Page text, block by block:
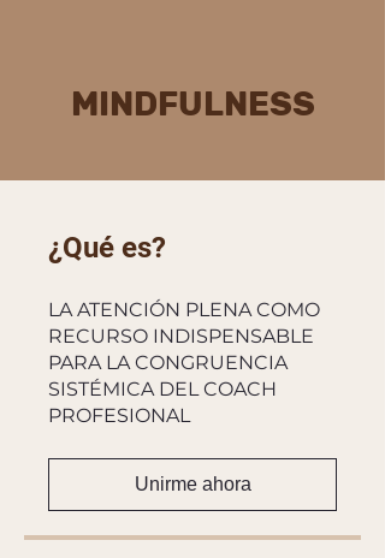
MINDFULNESS
¿Qué es?
LA ATENCIÓN PLENA COMO
RECURSO INDISPENSABLE
PARA LA CONGRUENCIA
SISTÉMICA DEL COACH
PROFESIONAL
Unirme ahora